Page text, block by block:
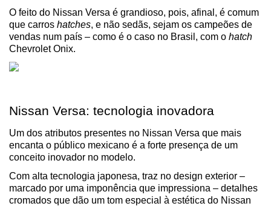
O feito do Nissan Versa é grandioso, pois, afinal, é comum
que carros hatches, e não sedãs, sejam os campeões de
vendas num país – como é o caso no Brasil, com o hatch
Chevrolet Onix.
Nissan Versa: tecnologia inovadora
Um dos atributos presentes no Nissan Versa que mais
encanta o público mexicano é a forte presença de um
conceito inovador no modelo.
Com alta tecnologia japonesa, traz no design exterior –
marcado por uma imponência que impressiona – detalhes
cromados que dão um tom especial à estética do Nissan